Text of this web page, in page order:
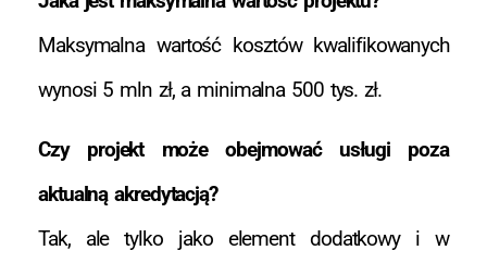
Maksymalna wartość kosztów kwalifikowanych
wynosi 5 mln zł, a minimalna 500 tys. zł.
Czy projekt może obejmować usługi poza
aktualną akredytacją?
Tak, ale tylko jako element dodatkowy i w